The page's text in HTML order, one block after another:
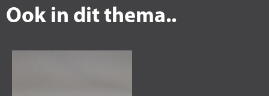
Ook in dit thema..